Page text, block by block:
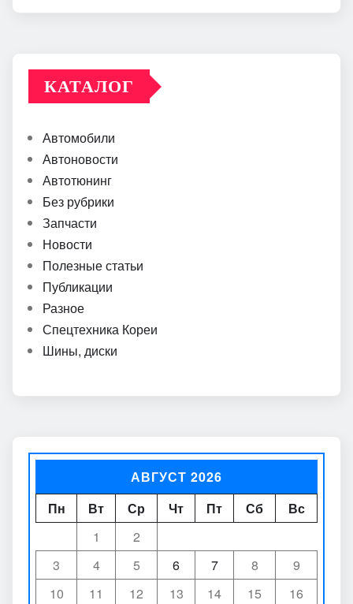
КАТАЛОГ
Автомобили
Автоновости
Автотюнинг
Без рубрики
Запчасти
Новости
Полезные статьи
Публикации
Разное
Спецтехника Кореи
Шины, диски
АВГУСТ 2026
Пн
Вт Ср Чт Пт Сб
Вс
1
2
3
4 5 6 7 8
9
10
11 12 13 14 15
16